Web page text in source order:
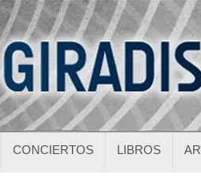
CONCIERTOS LIBROS